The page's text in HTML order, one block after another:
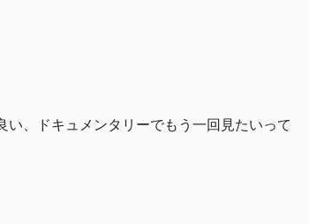
、ドキュメンタリーでもう一回見たいって